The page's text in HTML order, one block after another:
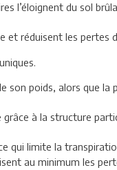
l’éloignent du sol
et réduisent les pertes
son poids, alors que la
à la structure
qui limite la
au minimum les